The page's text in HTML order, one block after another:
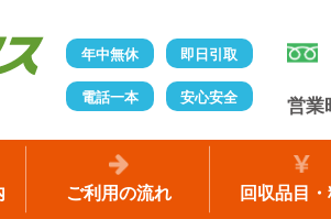
年中無休 即日引取
電話一本 安心安全 営業
ご利用の流れ 回収品目